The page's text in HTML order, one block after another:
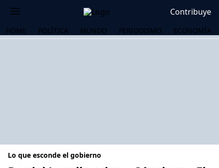
Contribuye
HOME POLÍTICA MUNDO PERIODISMO ECONOMÍA
Lo que esconde el gobierno